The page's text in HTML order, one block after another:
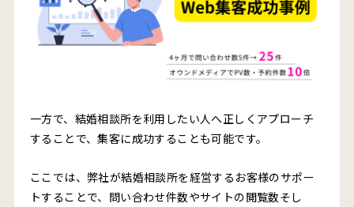
一方で、結婚相談所を利用したい人へ正しくアプローチ
することで、集客に成功することも可能です。
ここでは、弊社が結婚相談所を経営するお客様のサポー
トすることで、問い合わせ件数やサイトの閲覧数そし